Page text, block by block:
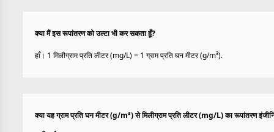
क्या मैं इस रूपांतरण को उल्टा भी कर सकता हूँ?
हाँ। 1 मिलीग्राम प्रति लीटर (mg/L) = 1 ग्राम प्रति घन मीटर (g/m³).
क्या यह ग्राम प्रति घन मीटर (g/m³) से मिलीग्राम प्रति लीटर (mg/L) का रूपांतरण